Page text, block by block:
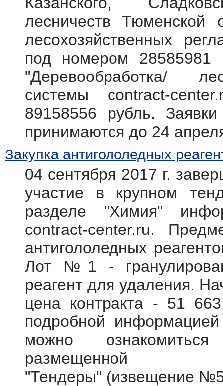
лесничеств Тюменской
лесохозяйственных
под номером
"Деревообработка/
системы contract-
89158556 рубль.
принимаются до 24
Закупка антигололедных
04 сентября 2017 г.
участие в крупном
разделе "Химия"
contract-center.ru.
антигололедных
Лот №1 -
реагент для удаления.
цена контракта - 51
подробной
можно
"Тендеры" (извещение №